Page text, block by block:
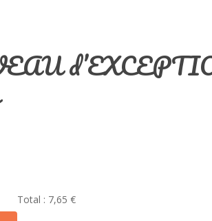
Total : 7,65 €